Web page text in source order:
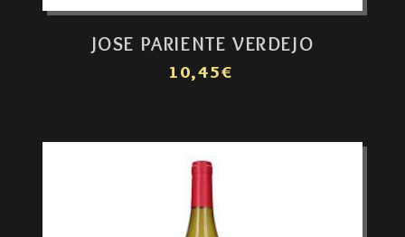
JOSE PARIENTE VERDEJO
10,45€